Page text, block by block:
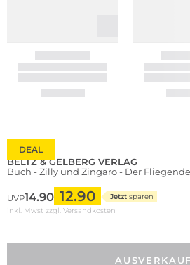
DEAL
BELTZ & GELBERG VERLAG
Buch - Zilly und Zingaro - Der
UVP14.90 12.90 Jetzt sparen
inkl. Mwst zzgl. Versandkosten